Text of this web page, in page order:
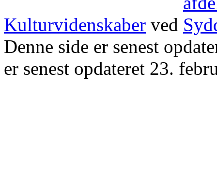
Kulturvidenskaber ved
Denne side er senest
er senest opdateret 23.